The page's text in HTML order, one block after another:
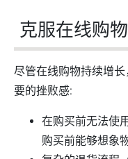
克服在线购
尽管在线购物持续增
要的挫败感:
在购买前无法使
购买前能够想象